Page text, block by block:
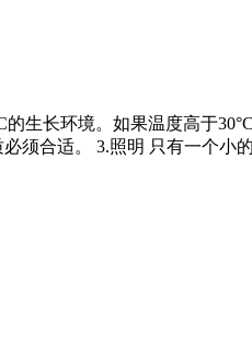
的生长环境。如果温度高于
须合适。 3.照明 只有一个